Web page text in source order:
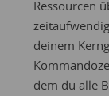
Ressourcen
deinem
dem du alle